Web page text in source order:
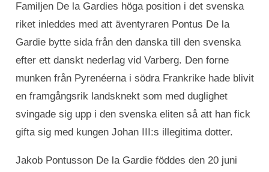
Familjen De la Gardies höga position i det svenska
riket inleddes med att äventyraren Pontus De la
Gardie bytte sida från den danska till den svenska
efter ett danskt nederlag vid Varberg. Den forne
munken från Pyrenéerna i södra Frankrike hade blivit
en framgångsrik landsknekt som med duglighet
svingade sig upp i den svenska eliten så att han fick
gifta sig med kungen Johan III:s illegitima dotter.
Jakob Pontusson De la Gardie föddes den 20 juni